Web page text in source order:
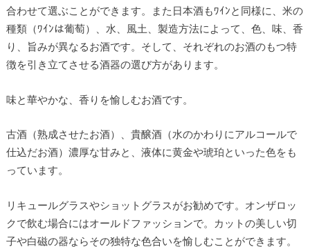
合わせて選ぶことができます。また日本酒もﾜｲﾝと同様に、米の
種類（ﾜｲﾝは葡萄）、水、風土、製造方法によって、色、味、香
り、旨みが異なるお酒です。そして、それぞれのお酒のもつ特
徴を引き立てさせる酒器の選び方があります。
味と華やかな、香りを愉しむお酒です。
古酒（熟成させたお酒）、貴醸酒（水のかわりにアルコールで
仕込だお酒）濃厚な甘みと、液体に黄金や琥珀といった色をも
っています。
リキュールグラスやショットグラスがお勧めです。オンザロッ
クで飲む場合にはオールドファッションで。カットの美しい切
子や白磁の器ならその独特な色合いを愉しむことができます。